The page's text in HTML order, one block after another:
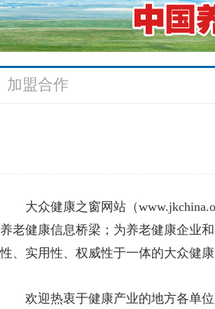
加盟合作
大众健康之窗网站（
养老健康信息桥梁；为养老健康企业
性、实用性、权威性于一体的大众健康
欢迎热衷于健康产业的地方各单位